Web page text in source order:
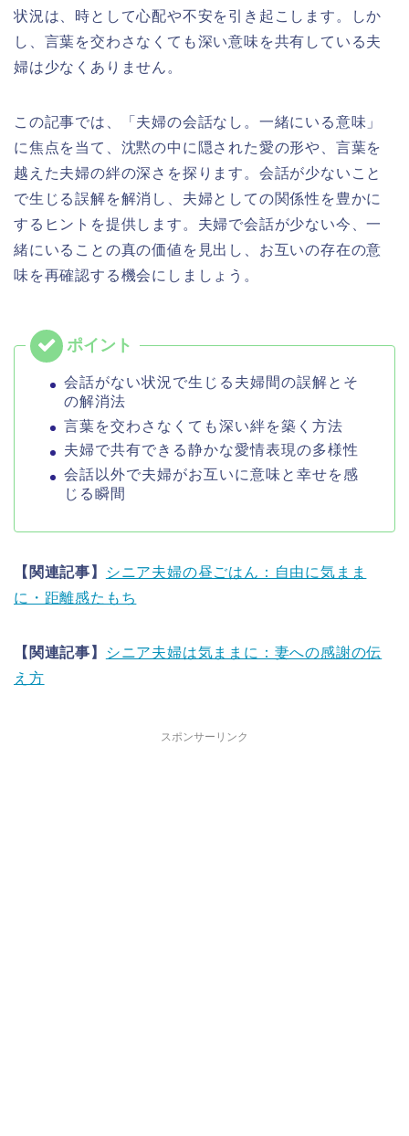
状況は、時として心配や不安を引き起こします。しか
し、言葉を交わさなくても深い意味を共有している夫
婦は少なくありません。
この記事では、「夫婦の会話なし。一緒にいる意味」
に焦点を当て、沈黙の中に隠された愛の形や、言葉を
越えた夫婦の絆の深さを探ります。会話が少ないこと
で生じる誤解を解消し、夫婦としての関係性を豊かに
するヒントを提供します。夫婦で会話が少ない今、一
緒にいることの真の価値を見出し、お互いの存在の意
味を再確認する機会にしましょう。
会話がない状況で生じる夫婦間の誤解とそ
の解消法
言葉を交わさなくても深い絆を築く方法
夫婦で共有できる静かな愛情表現の多様性
会話以外で夫婦がお互いに意味と幸せを感
じる瞬間
【関連記事】
シニア夫婦の昼ごはん：自由に気まま
に・距離感たもち
【関連記事】
シニア夫婦は気ままに：妻への感謝の伝
え方
スポンサーリンク